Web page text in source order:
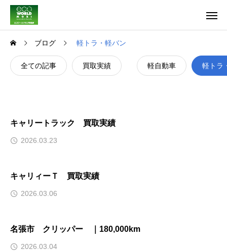
ブログ 軽トラ・軽バン
全ての記事 買取実績 軽自動車 軽トラ
キャリートラック 買取実績
2026.03.23
キャリィーＴ 買取実績
2026.03.06
名張市 クリッパー ｜180,000km
2026.03.04